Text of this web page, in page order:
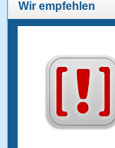
Wir empfehlen